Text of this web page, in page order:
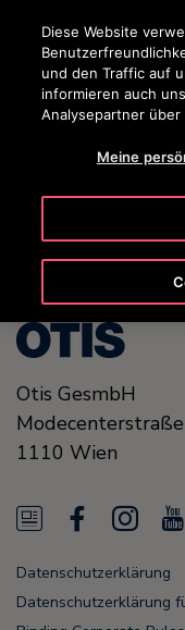
Drücken Sie die
United States (EN)
Otis GesmbH
Modecenterstraße
1110 Wien
N
e
w
a
c
I
s
Datenschutzerklärung
Datenschutzerklärung
Diese Website
und den Traffic auf
informieren auch
Analysepartner
Meine